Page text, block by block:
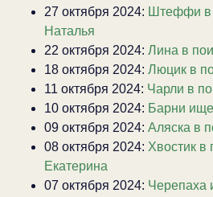
27 октября 2024: Штеффи в
Наталья
22 октября 2024: Лина в
18 октября 2024: Люцик в
11 октября 2024: Чарли в
10 октября 2024: Барни
09 октября 2024: Аляска в
08 октября 2024: Хвостик в
Екатерина
07 октября 2024: Черепаха